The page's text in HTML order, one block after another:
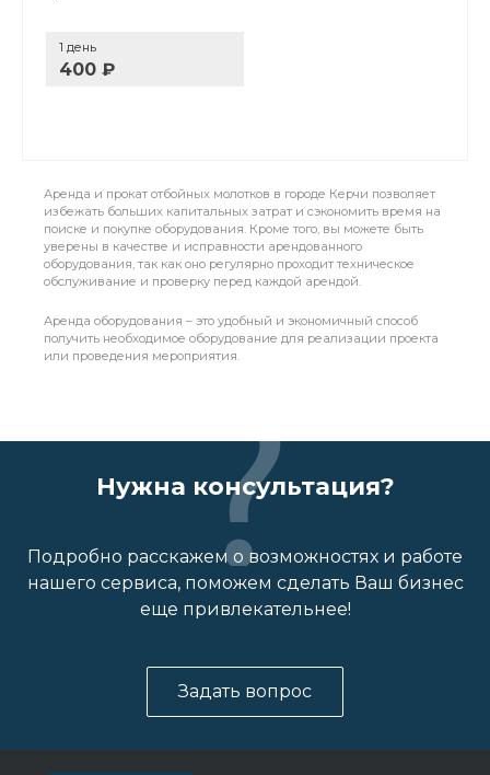
1 день
400 ₽
Аренда и прокат отбойных молотков в городе Керчи позволяет
избежать больших капитальных затрат и сэкономить время на
поиске и покупке оборудования. Кроме того, вы можете быть
уверены в качестве и исправности арендованного
оборудования, так как оно регулярно проходит техническое
обслуживание и проверку перед каждой арендой.
Аренда оборудования – это удобный и экономичный способ
получить необходимое оборудование для реализации проекта
или проведения мероприятия.
Нужна консультация?
Подробно расскажем о возможностях и работе
нашего сервиса, поможем сделать Ваш бизнес
еще привлекательнее!
Задать вопрос